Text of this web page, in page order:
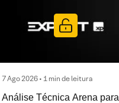
7 Ago 2026 • 1 min de leitura
Análise Técnica Arena para